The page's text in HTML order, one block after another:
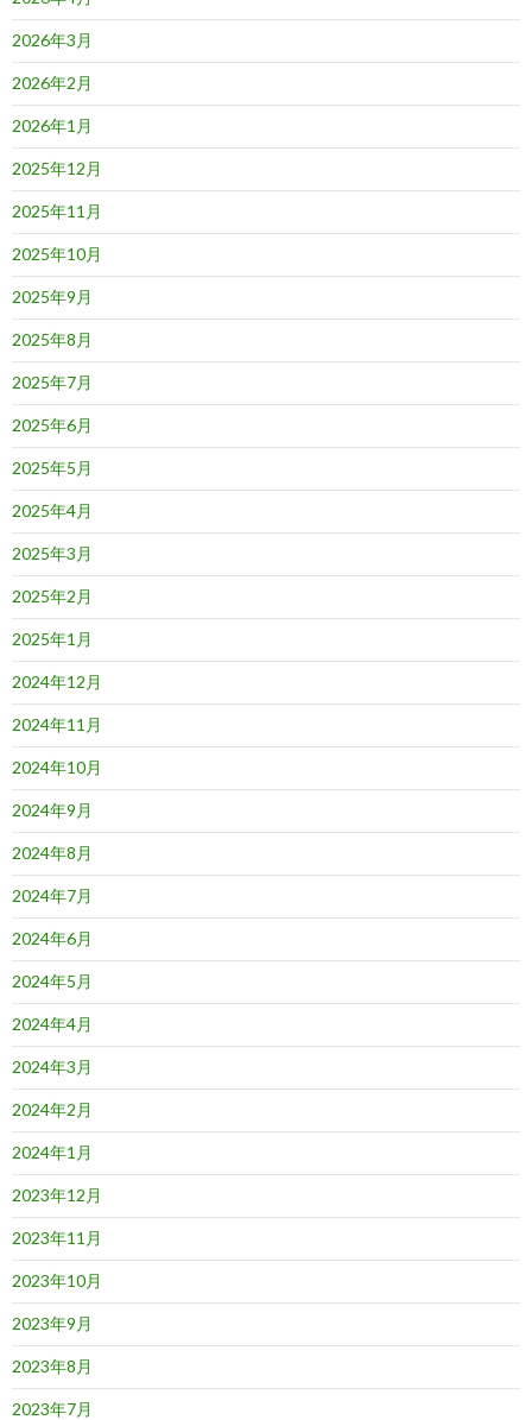
2026年3月
2026年2月
2026年1月
2025年12月
2025年11月
2025年10月
2025年9月
2025年8月
2025年7月
2025年6月
2025年5月
2025年4月
2025年3月
2025年2月
2025年1月
2024年12月
2024年11月
2024年10月
2024年9月
2024年8月
2024年7月
2024年6月
2024年5月
2024年4月
2024年3月
2024年2月
2024年1月
2023年12月
2023年11月
2023年10月
2023年9月
2023年8月
2023年7月